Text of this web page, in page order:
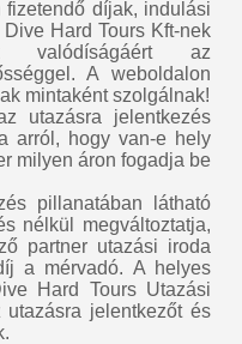
fizetendő díjak, indulási
Hard Tours Kft-nek
valódíságáért az
A weboldalon
mintaként szolgálnak!
utazásra jelentkezés
arról, hogy van-e hely
milyen áron fogadja be
pillanatában látható
nélkül megváltoztatja,
partner utazási iroda
a mérvadó. A helyes
Hard Tours Utazási
utazásra jelentkezőt és